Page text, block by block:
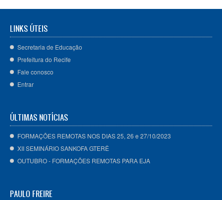
LINKS ÚTEIS
Secretaria de Educação
Prefeitura do Recife
Fale conosco
Entrar
ÚLTIMAS NOTÍCIAS
FORMAÇÕES REMOTAS NOS DIAS 25, 26 e 27/10/2023
XII SEMINÁRIO SANKOFA GTERÊ
OUTUBRO - FORMAÇÕES REMOTAS PARA EJA
PAULO FREIRE